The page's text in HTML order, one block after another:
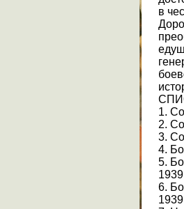
в
1.
2.
3.
4.
5.
6.